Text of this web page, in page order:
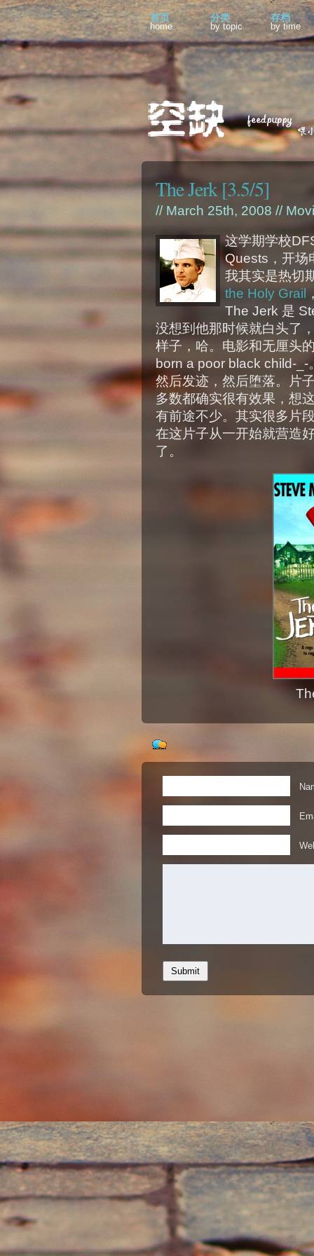
首页
home
分类
by topic
存档
by time
The Jerk [3.5/5]
// March 25th, 2008 //
这学期学校
Quests，开场
我其实是热切
the Holy Grail
The Jerk 是
没想到他那时候就白头了
样子，哈。电影和无厘头
born a poor black child-_-
然后发迹，然后堕落。片
多数都确实很有效果，想
有前途不少。其实很多片
在这片子从一开始就营造
了。